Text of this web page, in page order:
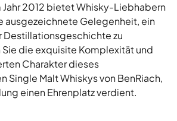
2012 bietet Whisky-Liebhabern
ausgezeichnete Gelegenheit, ein
zu
die exquisite Komplexität und
Charakter dieses
Single Malt Whiskys von BenRiach,
einen Ehrenplatz verdient.